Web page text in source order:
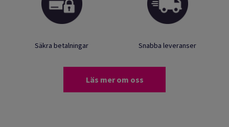
Säkra betalningar Snabba leveranser
Läs mer om oss